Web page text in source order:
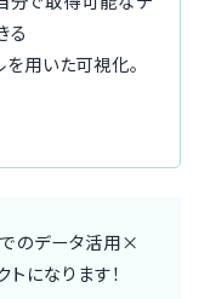
る
用いた可視化。
のデータ活用×
になります！